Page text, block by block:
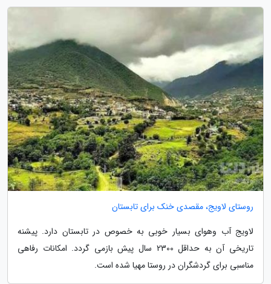
روستای لاویج، مقصدی خنک برای تابستان
لاویج آب وهوای بسیار خوبی به خصوص در تابستان دارد. پیشنه
تاریخی آن به حداقل 2300 سال پیش بازمی گردد. امکانات رفاهی
مناسبی برای گردشگران در روستا مهیا شده است.